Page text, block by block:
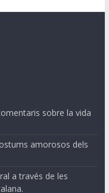
sobre la vida
amorosos dels
a través de les